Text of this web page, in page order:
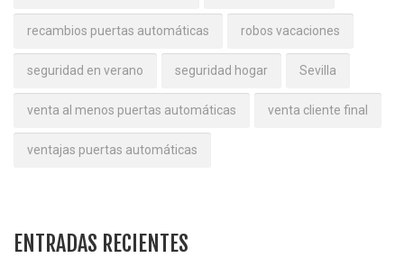
recambios puertas automáticas robos vacaciones
seguridad en verano seguridad hogar Sevilla
venta al menos puertas automáticas venta cliente final
ventajas puertas automáticas
ENTRADAS RECIENTES